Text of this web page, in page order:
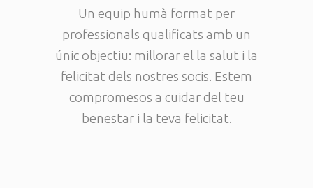
Un equip humà format per
professionals qualificats amb un
únic objectiu: millorar el la salut i la
felicitat dels nostres socis. Estem
compromesos a cuidar del teu
benestar i la teva felicitat.